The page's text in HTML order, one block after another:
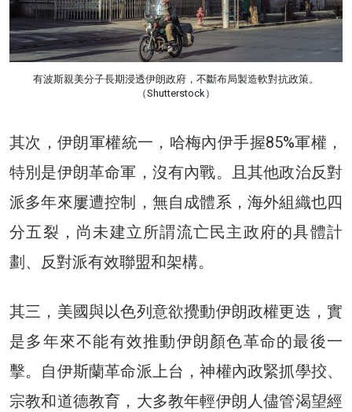
有波斯親美分子長期浸透伊朗政府，不斷布局製造軟對抗政策。
（Shutterstock）
其次，伊朗軍權統一，哈梅內伊手握85%軍權，
特別是伊朗革命軍，沒有內戰。且其他政治反對
派多年來屢遭控制，無自成體系，海外組織也四
分五裂，尚未建立所謂流亡民主政府的具體計
劃、反對派有效聯盟和架構。
其三，美國與以色列意欲攪動伊朗政權更迭，實
是多年來不能有效推動伊朗顏色革命的最後一
擊。自伊斯蘭革命派上台，神權內政緊抓學挍、
宗教和道德教育，大多教年輕伊朗人儘管渴望經